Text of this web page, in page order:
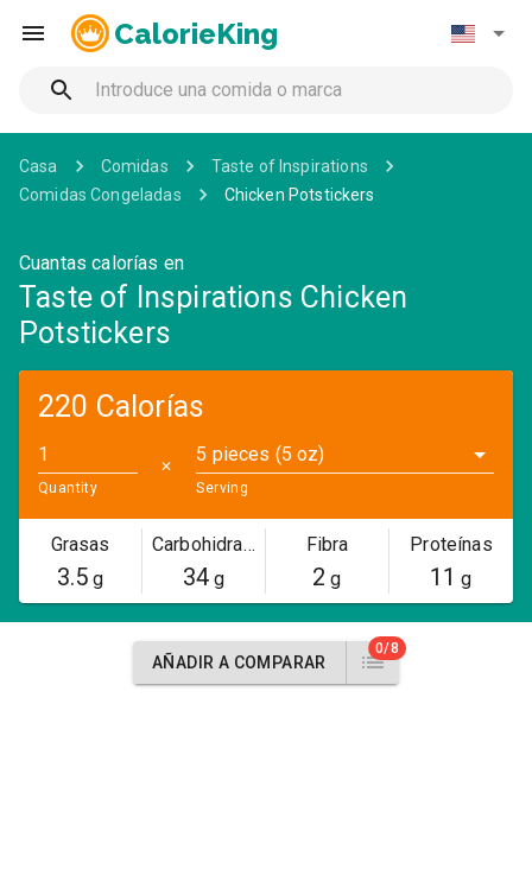
CalorieKing
Casa Comidas
Taste of Inspirations
Comidas Congeladas
Chicken Potstickers
Cuantas calorías en
Taste of Inspirations Chicken
Potstickers
220 Calorías
Quantity
✕
5 pieces (5 oz)
Serving
Grasas
3.5g
Carbohidratos
34g
Fibra
2 g
Proteínas
11 g
AÑADIR A COMPARAR
0/8